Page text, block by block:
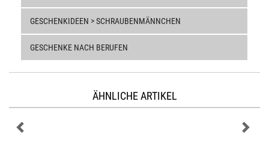
GESCHENKIDEEN > SCHRAUBENMÄNNCHEN
GESCHENKE NACH BERUFEN
ÄHNLICHE ARTIKEL